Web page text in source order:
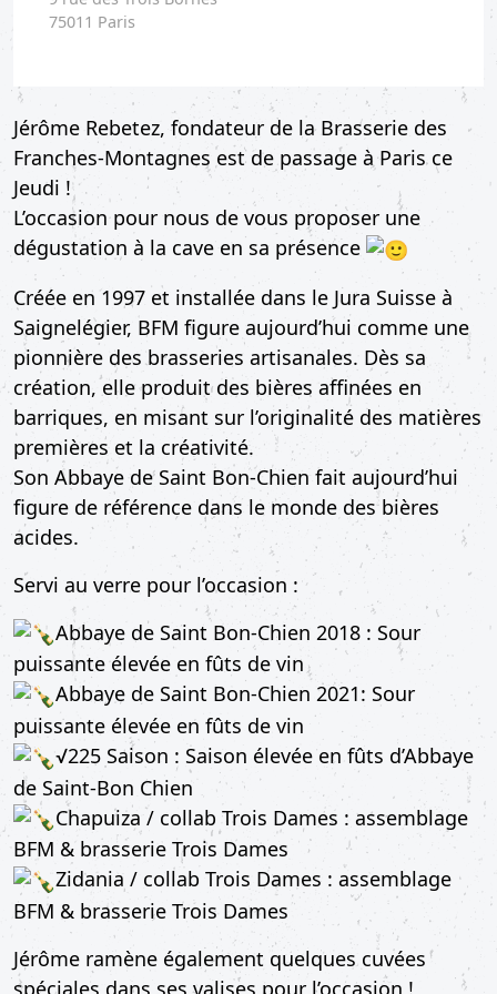
75011 Paris
Jérôme Rebetez, fondateur de la Brasserie des
Franches-Montagnes est de passage à Paris ce
Jeudi !
L’occasion pour nous de vous proposer une
dégustation à la cave en sa présence
Créée en 1997 et installée dans le Jura Suisse à
Saignelégier, BFM figure aujourd’hui comme une
pionnière des brasseries artisanales. Dès sa
création, elle produit des bières affinées en
barriques, en misant sur l’originalité des matières
premières et la créativité.
Son Abbaye de Saint Bon-Chien fait aujourd’hui
figure de référence dans le monde des bières
acides.
Servi au verre pour l’occasion :
Abbaye de Saint Bon-Chien 2018 : Sour
puissante élevée en fûts de vin
Abbaye de Saint Bon-Chien 2021: Sour
puissante élevée en fûts de vin
√225 Saison : Saison élevée en fûts d’Abbaye
de Saint-Bon Chien
Chapuiza / collab Trois Dames : assemblage
BFM & brasserie Trois Dames
Zidania / collab Trois Dames : assemblage
BFM & brasserie Trois Dames
Jérôme ramène également quelques cuvées
spéciales dans ses valises pour l’occasion !